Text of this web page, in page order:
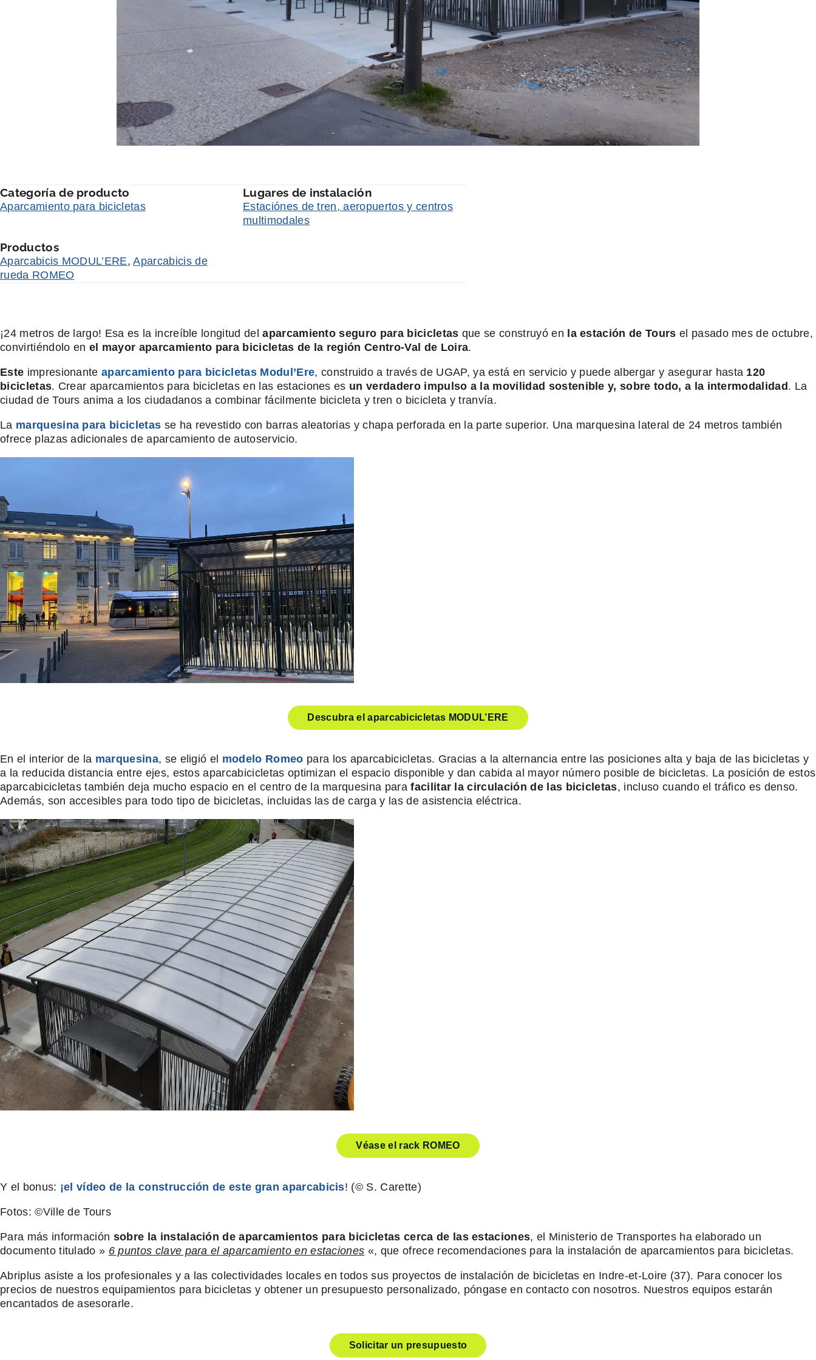
Categoría de producto
Aparcamiento para bicicletas
Productos
Aparcabicis MODUL’ERE,Aparcabicis de
rueda ROMEO
Lugares de instalación
Estaciónes de tren, aeropuertos y centros
multimodales
¡24 metros de largo! Esa es la increíble longitud delaparcamiento seguro para bicicletas que se construyó en la estación de Tours el pasado mes de octubre,
convirtiéndolo en el mayor aparcamiento para bicicletas de la región Centro-Val de Loira.
Este impresionanteaparcamiento para bicicletas Modul’Ere, construido a través de UGAP, ya está en servicio y puede albergar y asegurar hasta 120
bicicletas. Crear aparcamientos para bicicletas en las estaciones es un verdadero impulso a la movilidad sostenible y, sobre todo, a la intermodalidad. La
ciudad de Tours anima a los ciudadanos a combinar fácilmente bicicleta y tren o bicicleta y tranvía.
La marquesina para bicicletas se ha revestido con barras aleatorias y chapa perforada en la parte superior. Una marquesina lateral de 24 metros también
ofrece plazas adicionales de aparcamiento de autoservicio.
Descubra el aparcabicicletas MODUL’ERE
En el interior de la marquesina, se eligió el modelo Romeo para los aparcabicicletas. Gracias a la alternancia entre las posiciones alta y baja de las bicicletas y
a la reducida distancia entre ejes, estos aparcabicicletas optimizan el espacio disponible y dan cabida al mayor número posible de bicicletas. La posición de estos
aparcabicicletas también deja mucho espacio en el centro de la marquesina parafacilitar la circulación de las bicicletas, incluso cuando el tráfico es denso.
Además, son accesibles para todo tipo de bicicletas, incluidas las de carga y las de asistencia eléctrica.
Véase el rack ROMEO
Y el bonus: ¡el vídeo de la construcción de este gran aparcabicis! (© S. Carette)
Fotos: ©Ville de Tours
Para más información sobre la instalación de aparcamientos para bicicletas cerca de las estaciones, el Ministerio de Transportes ha elaborado un
documento titulado » 6 puntos clave para el aparcamiento en estaciones «, que ofrece recomendaciones para la instalación de aparcamientos para bicicletas.
Abriplus asiste a los profesionales y a las colectividades locales en todos sus proyectos de instalación de bicicletas en Indre-et-Loire (37). Para conocer los
precios de nuestros equipamientos para bicicletas y obtener un presupuesto personalizado, póngase en contacto con nosotros. Nuestros equipos estarán
encantados de asesorarle.
Solicitar un presupuesto